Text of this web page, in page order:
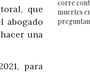
que
abogado
una
para
corre
muertes
preguntan